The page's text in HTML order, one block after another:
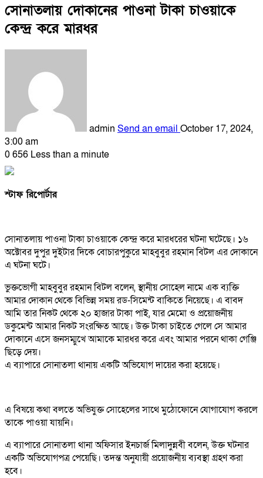
সোনাতলায় দোকানের পাওনা টাকা চাওয়াকে
কেন্দ্র করে মারধর
admin Send an email October 17, 2024,
3:00 am
0 656 Less than a minute
স্টাফ রিপোর্টার
সোনাতলায় পাওনা টাকা চাওয়াকে কেন্দ্র করে মারধরের ঘটনা ঘটেছে। ১৬
অক্টোবর দুপুর দুইটার দিকে বোচারপুকুরে মাহবুবুর রহমান বিটল এর দোকানে
এ ঘটনা ঘটে। ‌
ভুক্তভোগী মাহবুবুর রহমান বিটল বলেন, স্থানীয় সোহেল নামে এক ব্যক্তি
আমার দোকান থেকে বিভিন্ন সময় রড-সিমেন্ট বাকিতে নিয়েছে। এ বাবদ
আমি তার নিকট থেকে ২০ হাজার টাকা পাই, যার মেমো ও প্রয়োজনীয়
ডকুমেন্ট আমার নিকট সংরক্ষিত আছে। উক্ত টাকা চাইতে গেলে সে আমার
দোকানে এসে জনসম্মুখে আমাকে মারধর করে এবং আমার পরনে থাকা গেঞ্জি
ছিড়ে দেয়।
এ ব্যাপারে সোনাতলা থানায় একটি অভিযোগ দায়ের করা হয়েছে।
এ বিষয়ে কথা বলতে অভিযুক্ত সোহেলের সাথে মুঠোফোনে যোগাযোগ করলে
তাকে পাওয়া যায়নি।
এ ব্যাপারে সোনাতলা থানা অফিসার ইনচার্জ মিলাদুন্নবী বলেন, উক্ত ঘটনার
একটি অভিযোগপত্র পেয়েছি। তদন্ত অনুযায়ী প্রয়োজনীয় ব্যবস্থা গ্রহণ করা
হবে।